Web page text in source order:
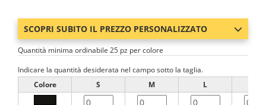
SCOPRI SUBITO IL PREZZO PERSONALIZZATO
Quantità minima ordinabile 25 pz per colore
Indicare la quantità desiderata nel campo sotto la taglia.
Colore
S M L